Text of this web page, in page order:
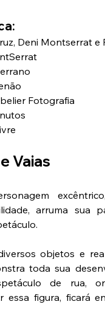
Deni Montserrat e
Fotografia
Vaias
arruma sua
objetos e
toda sua
de rua,
essa figura, ficará